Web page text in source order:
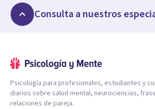
Consulta a nuestros
Psicología para profesionales, estudiantes y
diarios sobre salud mental, neurociencias,
relaciones de pareja.